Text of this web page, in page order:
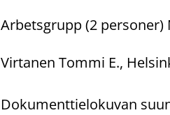
Arbetsgrupp (2
Virtanen Tommi E.,
Dokumenttielokuvan